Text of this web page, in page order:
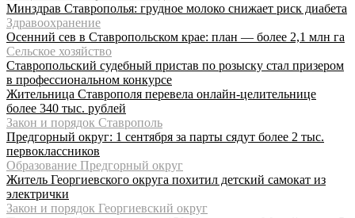
Минздрав Ставрополья: грудное молоко снижает риск диабета
Здравоохранение
Осенний сев в Ставропольском крае: план — более 2,1 млн га
Сельское хозяйство
Ставропольский судебный пристав по розыску стал призером
в профессиональном конкурсе
Жительница Ставрополя перевела онлайн-целительнице
более 340 тыс. рублей
Закон и порядок Ставрополь
Предгорный округ: 1 сентября за парты сядут более 2 тыс.
первоклассников
Образование Предгорный округ
Житель Георгиевского округа похитил детский самокат из
электрички
Закон и порядок Георгиевский округ